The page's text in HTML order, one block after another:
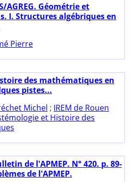
AGREG. Géométrie et
I. Structures algébriques en
Pierre
des mathématiques en
pistes...
Michel ; IREM de Rouen
et Histoire des
de l'APMEP. N° 420. p. 89-
de l'APMEP.